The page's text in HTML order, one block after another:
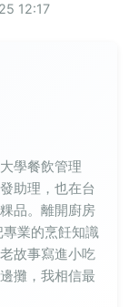
12:17
學餐飲管理
助理，也在台
品。離開廚房
業的烹飪知識
故事寫進小吃
攤，我相信最